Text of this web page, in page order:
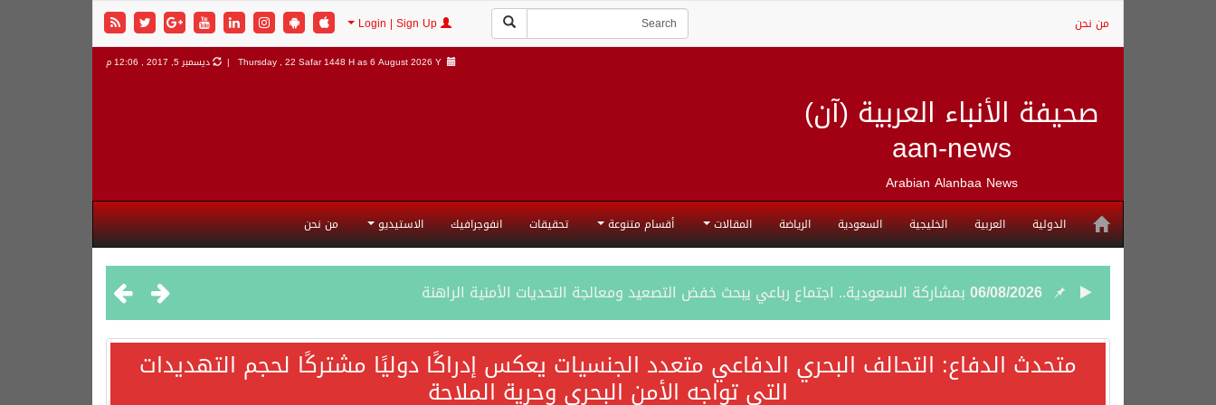
من نحن
صحيفة الأنباء العربية (آن)
aan-news
Arabian Alanbaa News
Thursday , 22 Safar 1448 H as6 August 2026 Y | ديسمبر 5, 2017 , 12:06 م
الدولية العربية الخليجية السعودية الرياضة المقالات أقسام متنوعة تحقيقات انفوجرافيك الاستيديو من نحن
06/08/2026 بمشاركة السعودية.. اجتماع رباعي يبحث خفض التصعيد ومعالجة التحديات الأمنية الراهنة
05/08/2026وزير الخارجية السعودي: جميع إجراءات إسرائيل الأحادية في أراضي فلسطين باطلة
متحدث الدفاع: التحالف البحري الدفاعي متعدد الجنسيات يعكس إدراكًا دوليًا مشتركًا لحجم التهديدات
التي تواجه الأمن البحري وحرية الملاحة